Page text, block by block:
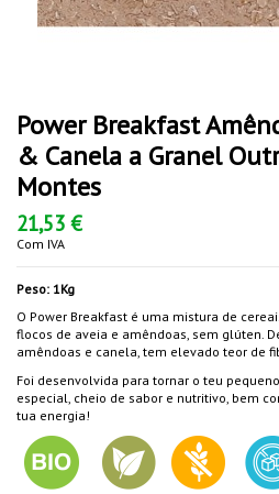
Power Breakfast
& Canela a Granel
Montes
21,53 €
Com IVA
Peso: 1Kg
O Power Breakfast é uma mistura de
flocos de aveia e amêndoas, sem glúten.
amêndoas e canela, tem elevado teor de
Foi desenvolvida para tornar o teu
especial, cheio de sabor e nutritivo, bem
tua energia!